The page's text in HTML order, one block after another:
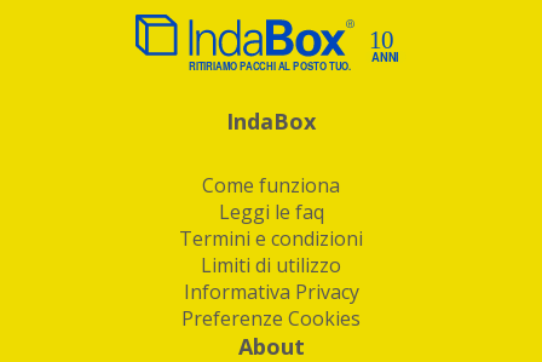
IndaBox
Come funziona
Leggi le faq
Termini e condizioni
Limiti di utilizzo
Informativa Privacy
Preferenze Cookies
About